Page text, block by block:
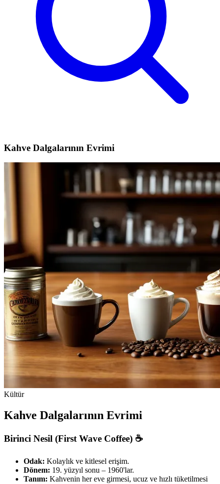
Kahve Dalgalarının Evrimi
Kültür
Kahve Dalgalarının Evrimi
Birinci Nesil (First Wave Coffee) ☕
Odak: Kolaylık ve kitlesel erişim.
Dönem: 19. yüzyıl sonu – 1960'lar.
Tanım: Kahvenin her eve girmesi, ucuz ve hızlı tüketilmesi